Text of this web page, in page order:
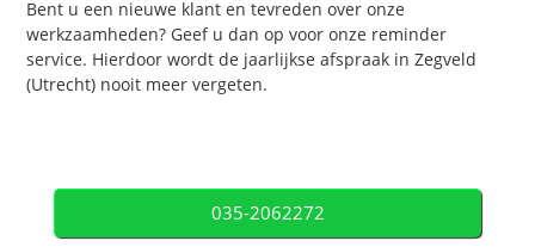
Bent u een nieuwe klant en tevreden over onze
werkzaamheden? Geef u dan op voor onze reminder
service. Hierdoor wordt de jaarlijkse afspraak in Zegveld
(Utrecht) nooit meer vergeten.
035-2062272